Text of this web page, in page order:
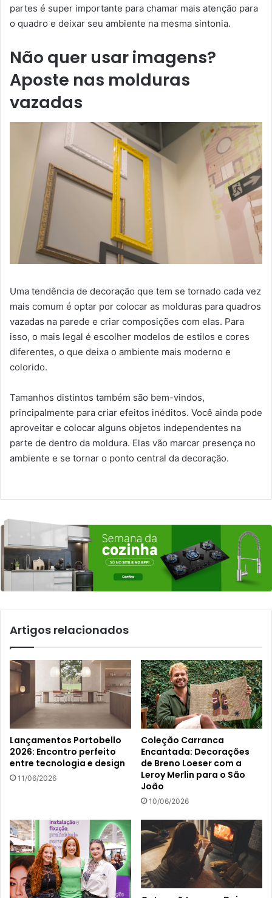
partes é super importante para chamar mais atenção para
o quadro e deixar seu ambiente na mesma sintonia.
Não quer usar imagens?
Aposte nas molduras
vazadas
Uma tendência de decoração que tem se tornado cada vez
mais comum é optar por colocar as molduras para quadros
vazadas na parede e criar composições com elas. Para
isso, o mais legal é escolher modelos de estilos e cores
diferentes, o que deixa o ambiente mais moderno e
colorido.
Tamanhos distintos também são bem-vindos,
principalmente para criar efeitos inéditos. Você ainda pode
aproveitar e colocar alguns objetos independentes na
parte de dentro da moldura. Elas vão marcar presença no
ambiente e se tornar o ponto central da decoração.
Artigos relacionados
Lançamentos Portobello
2026: Encontro perfeito
entre tecnologia e design
11/06/2026
Coleção Carranca
Encantada: Decorações
de Breno Loeser com a
Leroy Merlin para o São
João
10/06/2026